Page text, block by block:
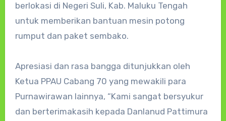
berlokasi di Negeri Suli, Kab. Maluku Tengah
untuk memberikan bantuan mesin potong
rumput dan paket sembako.
Apresiasi dan rasa bangga ditunjukkan oleh
Ketua PPAU Cabang 70 yang mewakili para
Purnawirawan lainnya, “Kami sangat bersyukur
dan berterimakasih kepada Danlanud Pattimura